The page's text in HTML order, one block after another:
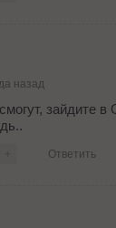
назад
зайдите в
Ответить